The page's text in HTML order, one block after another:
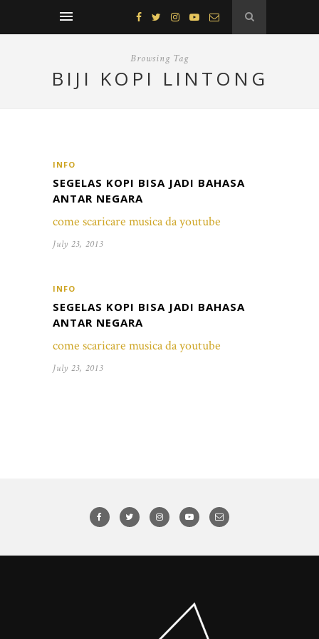
Browsing Tag
BIJI KOPI LINTONG
INFO
SEGELAS KOPI BISA JADI BAHASA
ANTAR NEGARA
come scaricare musica da youtube
July 23, 2013
INFO
SEGELAS KOPI BISA JADI BAHASA
ANTAR NEGARA
come scaricare musica da youtube
July 23, 2013